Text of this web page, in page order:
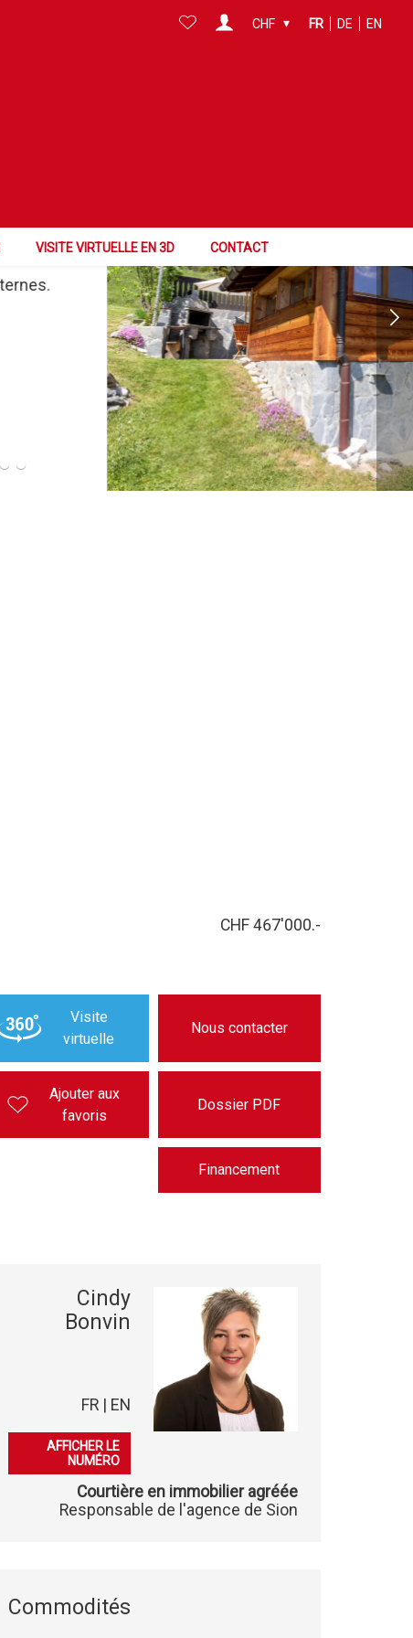
VISITE VIRTUELLE EN 3D CONTACT
CHF FR DE EN
CHF 467'000.-
Visite
virtuelle
Nous contacter
Ajouter aux
favoris
Dossier PDF
Financement
Cindy
Bonvin
FR | EN
079 541 03 86
AFFICHER LE
NUMÉRO
Courtière en immobilier agréée
Responsable de l'agence de Sion
Commodités